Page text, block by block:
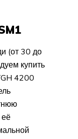
(от 30 до
купить
4200
её